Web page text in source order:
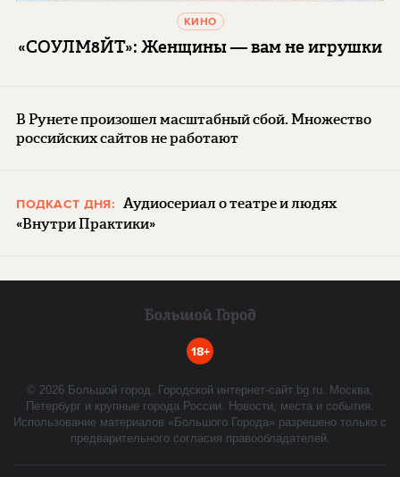
КИНО
«СОУЛМ8ЙТ»: Женщины — вам не игрушки
В Рунете произошел масштабный сбой. Множество
российских сайтов не работают
ПОДКАСТ ДНЯ: Аудиосериал о театре и людях
«Внутри Практики»
18+
© 2026 Большой город. Городской интернет-сайт bg.ru. Москва,
Петербург и крупные города России. Новости, места и события.
Использование материалов «Большого Города» разрешено только с
предварительного согласия правообладателей.